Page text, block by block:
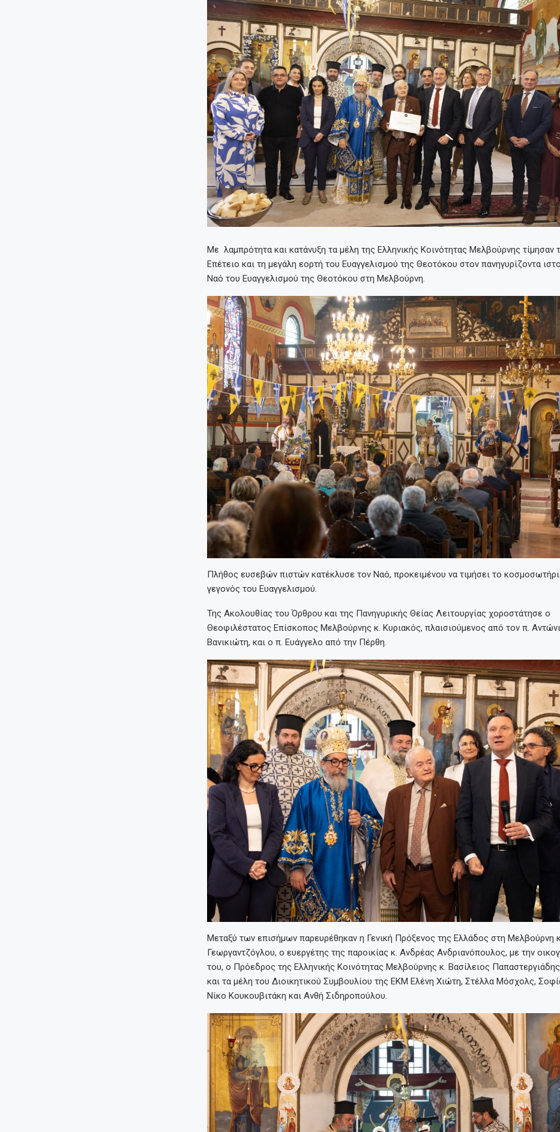
Με λαμπρότητα και κατάνυξη τα μέλη της Ελληνικής Κοινότητας Μελβούρνης τίμησαν
Επέτειο και τη μεγάλη εορτή του Ευαγγελισμού της Θεοτόκου στον πανηγυρίζοντα
Ναό του Ευαγγελισμού της Θεοτόκου στη Μελβούρνη.
Πλήθος ευσεβών πιστών κατέκλυσε τον Ναό, προκειμένου να τιμήσει το
γεγονός του Ευαγγελισμού.
Της Ακολουθίας του Όρθρου και της Πανηγυρικής Θείας Λειτουργίας χοροστάτησε ο
Θεοφιλέστατος Επίσκοπος Μελβούρνης κ. Κυριακός, πλαισιούμενος από τον π.
Βανικιώτη, και ο π. Ευάγγελο από την Πέρθη.
Μεταξύ των επισήμων παρευρέθηκαν η Γενική Πρόξενος της Ελλάδος στη Μελβούρνη
Γεωργαντζόγλου, ο ευεργέτης της παροικίας κ. Ανδρέας Ανδριανόπουλος, με την
του, ο Πρόεδρος της Ελληνικής Κοινότητας Μελβούρνης κ. Βασίλειος
και τα μέλη του Διοικητικού Συμβουλίου της ΕΚΜ Ελένη Χιώτη, Στέλλα Μόσχολς,
Νίκο Κουκουβιτάκη και Ανθή Σιδηροπούλου.